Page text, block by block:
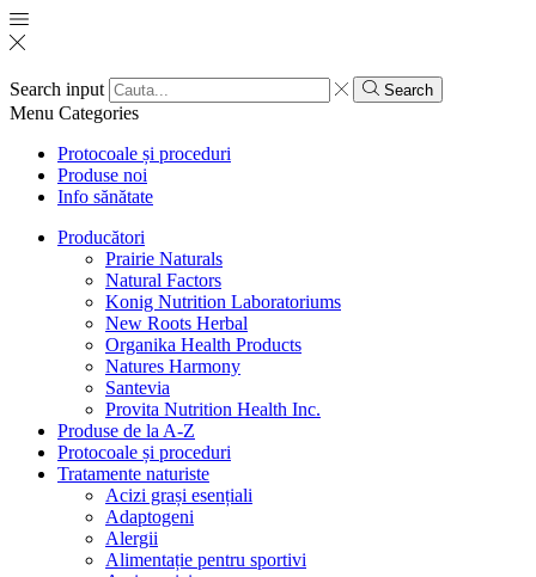
Search input Search
Menu Categories
Protocoale și proceduri
Produse noi
Info sănătate
Producători
Prairie Naturals
Natural Factors
Konig Nutrition Laboratoriums
New Roots Herbal
Organika Health Products
Natures Harmony
Santevia
Provita Nutrition Health Inc.
Produse de la A-Z
Protocoale și proceduri
Tratamente naturiste
Acizi grași esențiali
Adaptogeni
Alergii
Alimentație pentru sportivi